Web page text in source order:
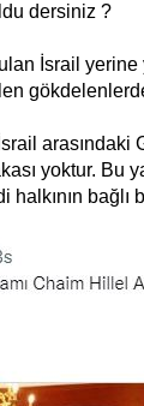
dersiniz ?
İsrail
arasındaki
yoktur. Bu
halkının